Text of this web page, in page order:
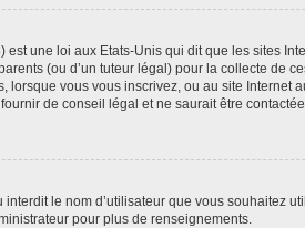
est une loi aux Etats-Unis qui dit que les sites
(ou d’un tuteur légal) pour la collecte de
lorsque vous vous inscrivez, ou au site Internet
de conseil légal et ne saurait être
le nom d’utilisateur que vous souhaitez
pour plus de renseignements.